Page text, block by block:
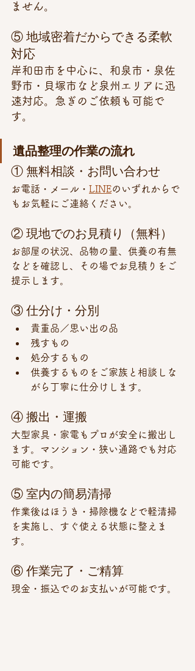
ません。
⑤ 地域密着だからできる柔軟
対応
岸和田市を中心に、和泉市・泉佐
野市・貝塚市など泉州エリアに迅
速対応。急ぎのご依頼も可能で
す。
遺品整理の作業の流れ
① 無料相談・お問い合わせ
お電話・メール・ LINEのいずれからで
もお気軽にご連絡ください。
② 現地でのお見積り（無料）
お部屋の状況、品物の量、供養の有無
などを確認し、その場でお見積りをご
提示します。
③ 仕分け・分別
貴重品／思い出の品
残すもの
処分するもの
供養するものをご家族と相談しな
がら丁寧に仕分けします。
④ 搬出・運搬
大型家具・家電もプロが安全に搬出し
ます。マンション・狭い通路でも対応
可能です。
⑤ 室内の簡易清掃
作業後はほうき・掃除機などで軽清掃
を実施し、すぐ使える状態に整えま
す。
⑥ 作業完了・ご精算
現金・振込でのお支払いが可能です。